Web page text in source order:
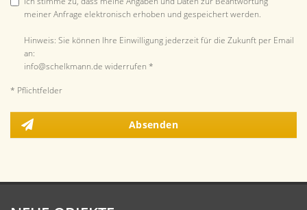
meiner Anfrage elektronisch erhoben und gespeichert werden.
Hinweis: Sie können Ihre Einwilligung jederzeit für die Zukunft per Email
an:
info@schelkmann.de widerrufen *
* Pflichtfelder
Absenden